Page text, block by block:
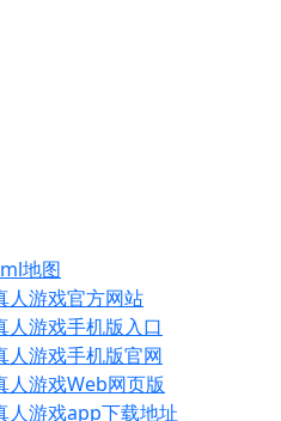
地图
人游戏官方网站
人游戏手机版入口
人游戏手机版官网
人游戏Web网页版
人游戏app下载地址